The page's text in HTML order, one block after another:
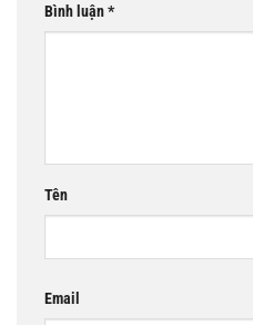
Bình luận*
Tên
Email